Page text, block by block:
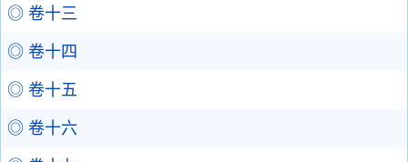
◎ 卷十三
◎ 卷十四
◎ 卷十五
◎ 卷十六